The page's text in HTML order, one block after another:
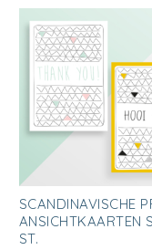
SCANDINAVISCHE
ANSICHTKAARTEN
ST.